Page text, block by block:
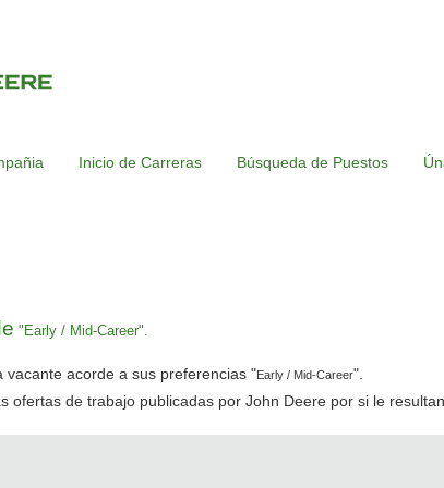
Inicio de Carreras Búsqueda de Puestos
"Early / Mid-Career".
acorde a sus preferencias "Early / Mid-Career".
ofertas de trabajo publicadas por John Deere por si le